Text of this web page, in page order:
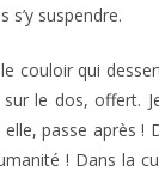
s’y suspendre.
couloir qui
le dos, offert.
passe après
! Dans la